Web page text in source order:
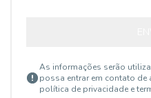
As informações serão
possa entrar em contato de
política de privacidade e